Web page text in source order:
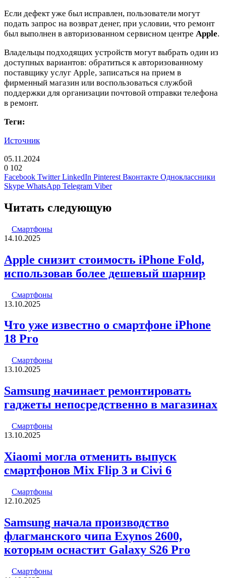
Если дефект уже был исправлен, пользователи могут
подать запрос на возврат денег, при условии, что ремонт
был выполнен в авторизованном сервисном центре Apple.
Владельцы подходящих устройств могут выбрать один из
доступных вариантов: обратиться к авторизованному
поставщику услуг Apple, записаться на прием в
фирменный магазин или воспользоваться службой
поддержки для организации почтовой отправки телефона
в ремонт.
Теги:
Источник
05.11.2024
0 102
Facebook Twitter LinkedIn Pinterest Вконтакте Одноклассники
Skype WhatsApp Telegram Viber
Читать следующую
Смартфоны
14.10.2025
Apple снизит стоимость iPhone Fold,
использовав более дешевый шарнир
Смартфоны
13.10.2025
Что уже известно о смартфоне iPhone
18 Pro
Смартфоны
13.10.2025
Samsung начинает ремонтировать
гаджеты непосредственно в магазинах
Смартфоны
13.10.2025
Xiaomi могла отменить выпуск
смартфонов Mix Flip 3 и Civi 6
Смартфоны
12.10.2025
Samsung начала производство
флагманского чипа Exynos 2600,
которым оснастит Galaxy S26 Pro
Смартфоны